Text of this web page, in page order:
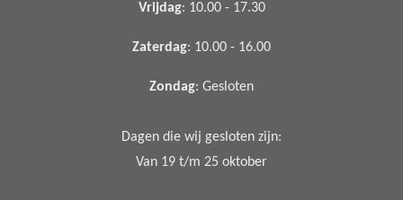
Vrijdag: 10.00 - 17.30
Zaterdag: 10.00 - 16.00
Zondag: Gesloten
Dagen die wij gesloten zijn:
Van 19 t/m 25 oktober